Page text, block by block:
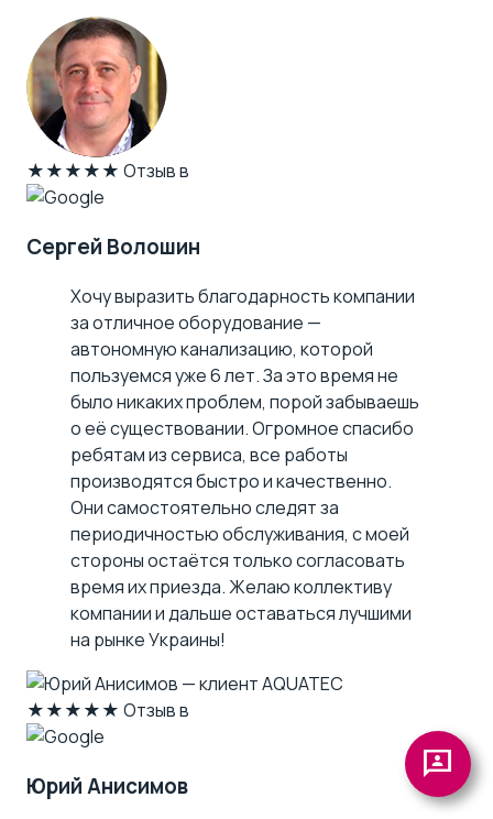
★★★★★ Отзыв в
Сергей Волошин
Хочу выразить благодарность компании
за отличное оборудование —
автономную канализацию, которой
пользуемся уже 6 лет. За это время не
было никаких проблем, порой забываешь
о её существовании. Огромное спасибо
ребятам из сервиса, все работы
производятся быстро и качественно.
Они самостоятельно следят за
периодичностью обслуживания, с моей
стороны остаётся только согласовать
время их приезда. Желаю коллективу
компании и дальше оставаться лучшими
на рынке Украины!
★★★★★ Отзыв в
Юрий Анисимов
3p